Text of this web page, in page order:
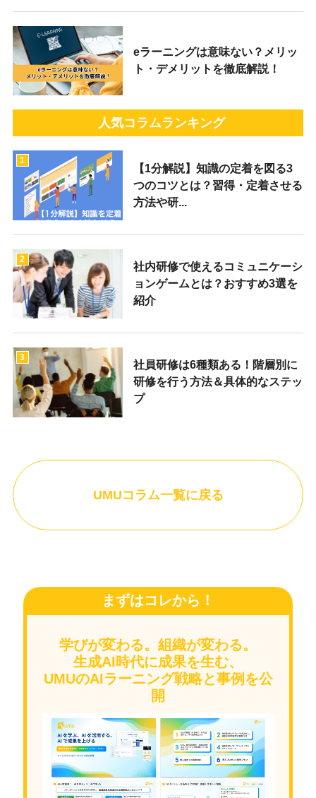
eラーニングは意味ない？メリッ
ト・デメリットを徹底解説！
人気コラムランキング
1
【1分解説】知識の定着を図る3
つのコツとは？習得・定着させる
方法や研...
2
社内研修で使えるコミュニケーシ
ョンゲームとは？おすすめ3選を
紹介
3
社員研修は6種類ある！階層別に
研修を行う方法＆具体的なステッ
プ
UMUコラム一覧に戻る
まずはコレから！
学びが変わる。組織が変わる。
生成AI時代に成果を生む、
UMUのAIラーニング戦略と事例を公
開